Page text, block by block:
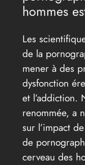
hommes
Les
de la
mener à des
dysfonction
et l’addiction.
renommée, a
sur l’impact
de
cerveau des